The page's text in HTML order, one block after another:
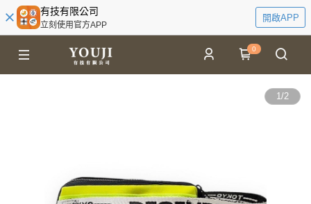
有技有限公司
立刻使用官方APP
開啟APP
0
1/2